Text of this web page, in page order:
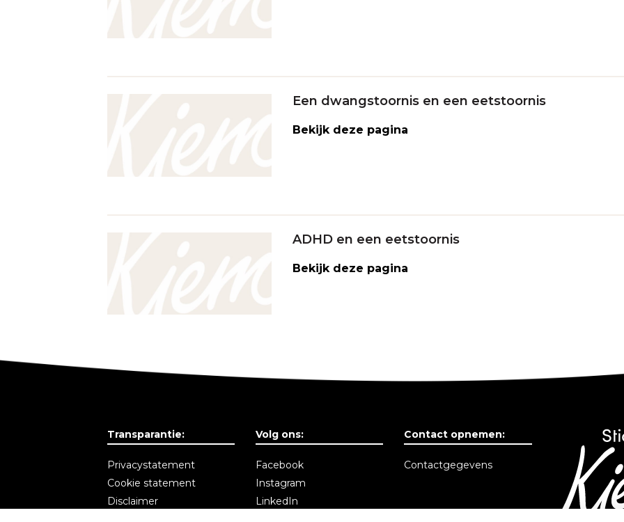
Een dwangstoornis en een eetstoornis
Bekijk deze pagina
ADHD en een eetstoornis
Bekijk deze pagina
Transparantie:
Privacystatement
Cookie statement
Disclaimer
Volg ons:
Facebook
Instagram
LinkedIn
Contact opnemen:
Contactgegevens